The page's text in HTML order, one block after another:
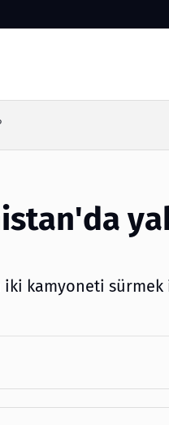
iki kamyoneti